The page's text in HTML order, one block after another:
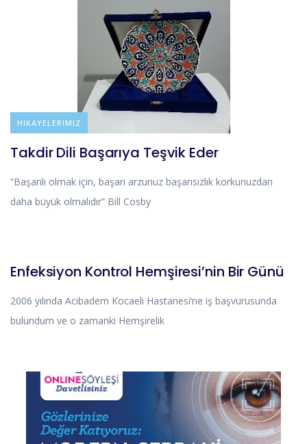
BLOG
HIKAYELERIMIZ
Takdir Dili Başarıya Teşvik Eder
“Başarılı olmak için, başarı arzunuz başarısızlık korkunuzdan
daha büyük olmalıdır” Bill Cosby
Enfeksiyon Kontrol Hemşiresi’nin Bir Günü
2006 yılında Acıbadem Kocaeli Hastanesi’ne iş başvurusunda
bulundum ve o zamanki Hemşirelik